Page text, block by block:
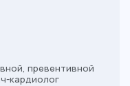
превентивной
кардиолог